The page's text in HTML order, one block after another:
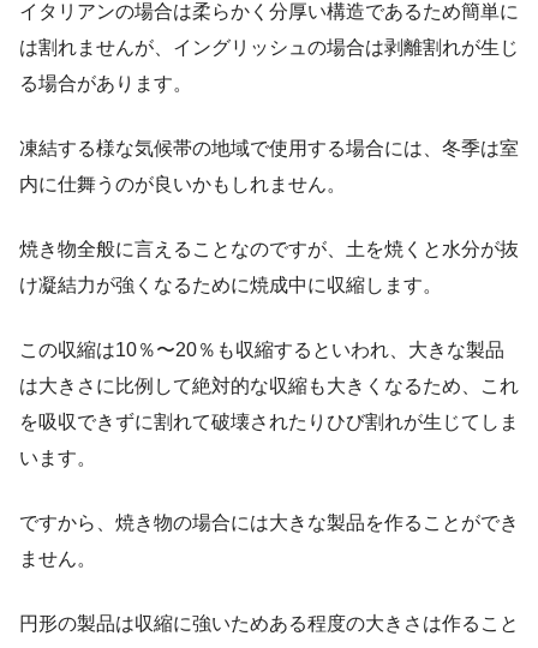
イタリアンの場合は柔らかく分厚い構造であるため簡単に
は割れませんが、イングリッシュの場合は剥離割れが生じ
る場合があります。
凍結する様な気候帯の地域で使用する場合には、冬季は室
内に仕舞うのが良いかもしれません。
焼き物全般に言えることなのですが、土を焼くと水分が抜
け凝結力が強くなるために焼成中に収縮します。
この収縮は10％〜20％も収縮するといわれ、大きな製品
は大きさに比例して絶対的な収縮も大きくなるため、これ
を吸収できずに割れて破壊されたりひび割れが生じてしま
います。
ですから、焼き物の場合には大きな製品を作ることができ
ません。
円形の製品は収縮に強いためある程度の大きさは作ること